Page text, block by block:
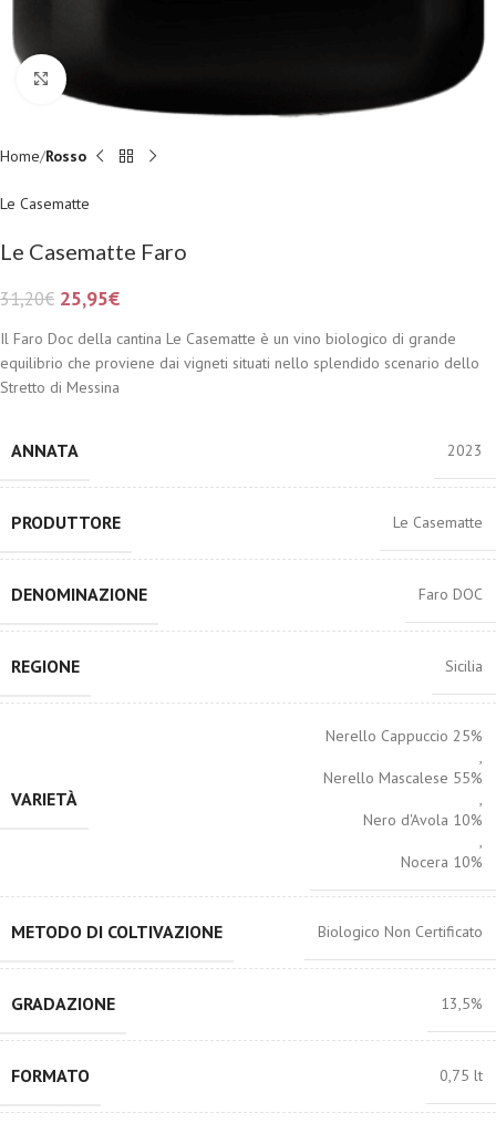
Fai clic per ingrandire
Home Rosso
Le Casematte
Le Casematte Faro
31,20€ 25,95€
Il Faro Doc della cantina Le Casematte è un vino biologico di grande
equilibrio che proviene dai vigneti situati nello splendido scenario dello
Stretto di Messina
ANNATA 2023
PRODUTTORE Le Casematte
DENOMINAZIONE Faro DOC
REGIONE Sicilia
VARIETÀ
Nerello Cappuccio 25%
,
Nerello Mascalese 55%
,
Nero d'Avola 10%
,
Nocera 10%
METODO DI COLTIVAZIONE Biologico Non Certificato
GRADAZIONE 13,5%
FORMATO 0,75 lt